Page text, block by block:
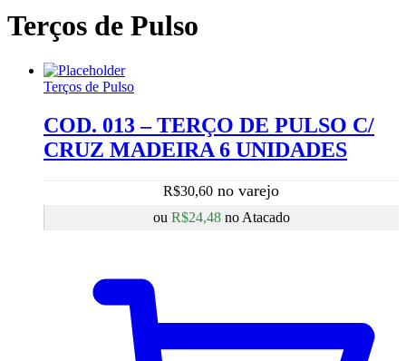
Terços de Pulso
Terços de Pulso
COD. 013 – TERÇO DE PULSO C/
CRUZ MADEIRA 6 UNIDADES
R$30,60
ou R$24,48 no Atacado